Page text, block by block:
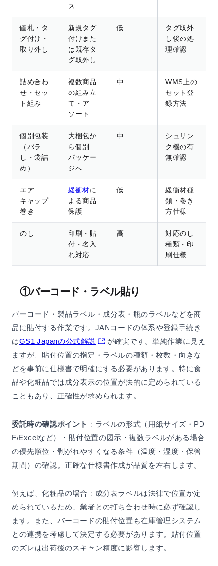
ス
値札・タ
グ付け・
取り外し
新規タグ
付けまた
は既存タ
グ取外し
低
タグ取外
し後の処
理確認
詰め合わ
せ・セッ
ト組み
複数商品
の組み立
て・ア
ソート
中
WMS上の
セット登
録方法
個別包装
（バラ
し・袋詰
め）
大梱包か
ら個別
パッケー
ジへ
中
シュリン
ク機の有
無確認
エア
キャップ
巻き
緩衝材に
よる商品
保護
低
緩衝材種
類・巻き
方仕様
のし
印刷・貼
付・名入
れ対応
高
対応のし
種類・印
刷仕様
①バーコード・ラベル貼り
バーコード・製品ラベル・成分表・瓶のラベルなどを商
品に貼付する作業です。JANコードの体系や登録手続き
はGS1 Japanの公式解説
が確実です。単純作業に見え
ますが、貼付位置の指定・ラベルの種類・枚数・向きな
どを事前に仕様書で明確にする必要があります。特に食
品や化粧品では成分表示の位置が法的に定められている
こともあり、正確性が求められます。
委託時の確認ポイント ：ラベルの形式（用紙サイズ・PD
F/Excelなど）・貼付位置の図示・複数ラベルがある場合
の優先順位・剥がれやすくなる条件（温度・湿度・保管
期間）の確認。正確な仕様書作成が品質を左右します。
例えば、化粧品の場合：成分表ラベルは法律で位置が定
められているため、業者との打ち合わせ時に必ず確認し
ます。また、バーコードの貼付位置も在庫管理システム
との連携を考慮して決定する必要があります。貼付位置
のズレは出荷後のスキャン精度に影響します。